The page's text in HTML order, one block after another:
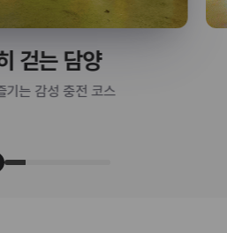
걷는 담양
기는 감성 충전 코스